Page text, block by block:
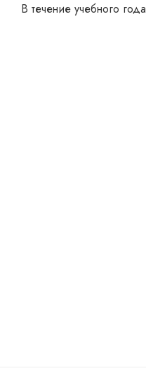
В течение учебного года